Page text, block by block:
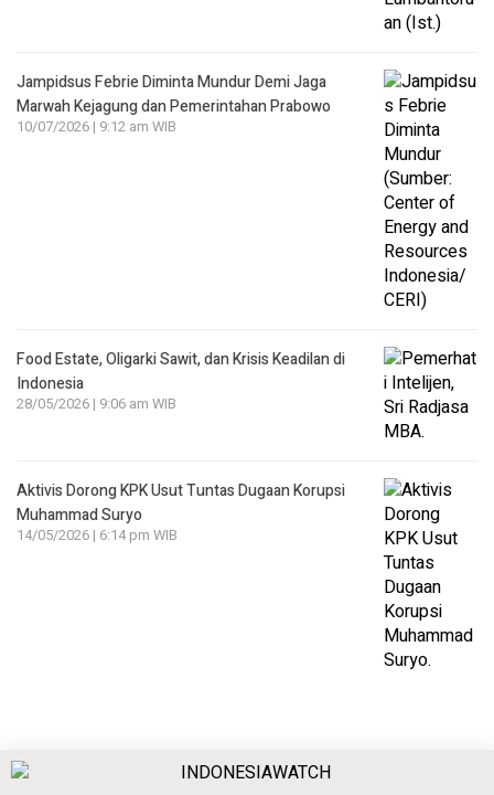
Jampidsus Febrie Diminta Mundur Demi Jaga
Marwah Kejagung dan Pemerintahan Prabowo
10/07/2026 | 9:12 am WIB
Food Estate, Oligarki Sawit, dan Krisis Keadilan di
Indonesia
28/05/2026 | 9:06 am WIB
Aktivis Dorong KPK Usut Tuntas Dugaan Korupsi
Muhammad Suryo
14/05/2026 | 6:14 pm WIB